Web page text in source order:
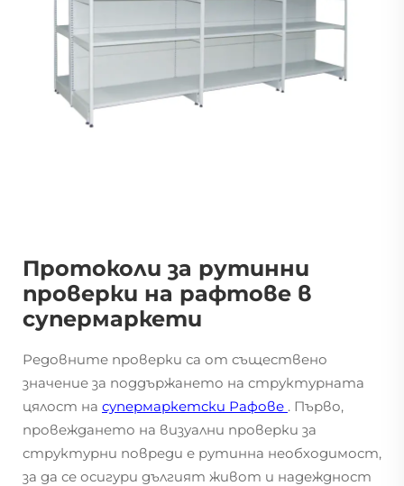
Протоколи за рутинни
проверки на рафтове в
супермаркети
Редовните проверки са от съществено
значение за поддържането на структурната
цялост на супермаркетски Рафове . Първо,
провеждането на визуални проверки за
структурни повреди е рутинна необходимост,
за да се осигури дългият живот и надеждност